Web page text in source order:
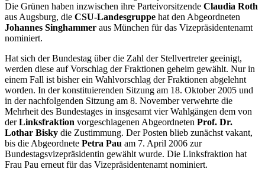
Die Grünen haben inzwischen ihre Parteivorsitzende Claudia Roth
aus Augsburg, die CSU-Landesgruppe hat den Abgeordneten
Johannes Singhammer aus München für das Vizepräsidentenamt
nominiert.
Hat sich der Bundestag über die Zahl der Stellvertreter geeinigt,
werden diese auf Vorschlag der Fraktionen geheim gewählt. Nur in
einem Fall ist bisher ein Wahlvorschlag der Fraktionen abgelehnt
worden. In der konstituierenden Sitzung am 18. Oktober 2005 und
in der nachfolgenden Sitzung am 8. November verwehrte die
Mehrheit des Bundestages in insgesamt vier Wahlgängen dem von
derLinksfraktion vorgeschlagenen Abgeordneten Prof. Dr.
Lothar Bisky die Zustimmung. Der Posten blieb zunächst vakant,
bis die Abgeordnete Petra Pau am 7. April 2006 zur
Bundestagsvizepräsidentin gewählt wurde. Die Linksfraktion hat
Frau Pau erneut für das Vizepräsidentenamt nominiert.